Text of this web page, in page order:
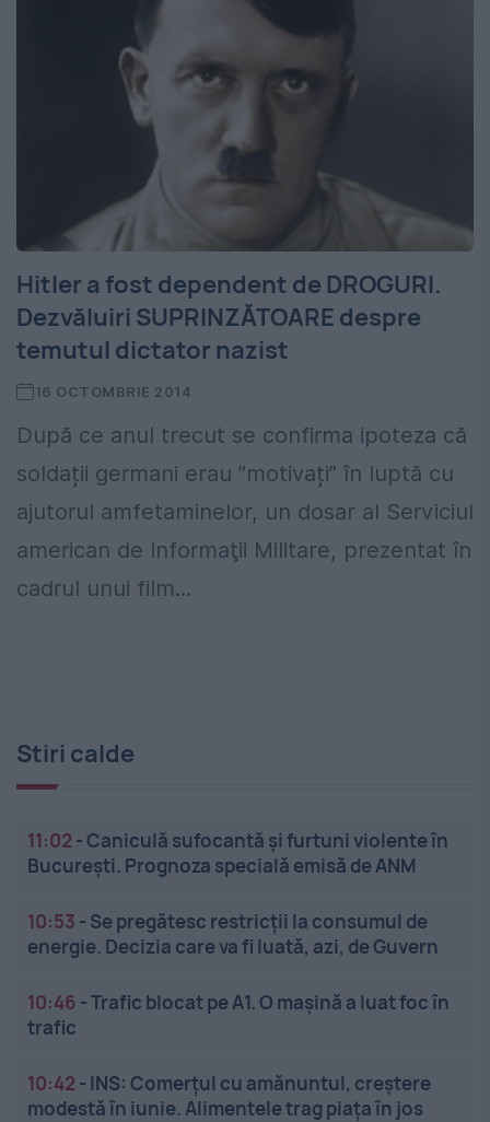
Hitler a fost dependent de DROGURI.
Dezvăluiri SUPRINZĂTOARE despre
temutul dictator nazist
16 OCTOMBRIE 2014
După ce anul trecut se confirma ipoteza că
soldații germani erau ”motivați” în luptă cu
ajutorul amfetaminelor, un dosar al Serviciul
american de Informaţii Militare, prezentat în
cadrul unui film...
Stiri calde
11:02 -Caniculă sufocantă și furtuni violente în
București. Prognoza specială emisă de ANM
10:53 - Se pregătesc restricții la consumul de
energie. Decizia care va fi luată, azi, de Guvern
10:46 -Trafic blocat pe A1. O mașină a luat foc în
trafic
10:42 - INS: Comerțul cu amănuntul, creștere
modestă în iunie. Alimentele trag piața în jos